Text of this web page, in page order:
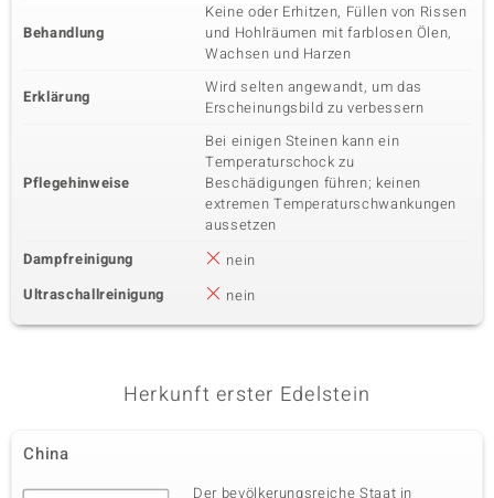
Behandlung
Keine oder Erhitzen, Füllen von Rissen
und Hohlräumen mit farblosen Ölen,
Wachsen und Harzen
Erklärung
Wird selten angewandt, um das
Erscheinungsbild zu verbessern
Pflegehinweise
Bei einigen Steinen kann ein
Temperaturschock zu
Beschädigungen führen; keinen
extremen Temperaturschwankungen
aussetzen
Dampfreinigung
nein
Ultraschallreinigung
nein
Herkunft erster Edelstein
China
Der bevölkerungsreiche Staat in